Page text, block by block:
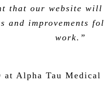
that our website
and improvements
work.”
at Alpha Tau Medical